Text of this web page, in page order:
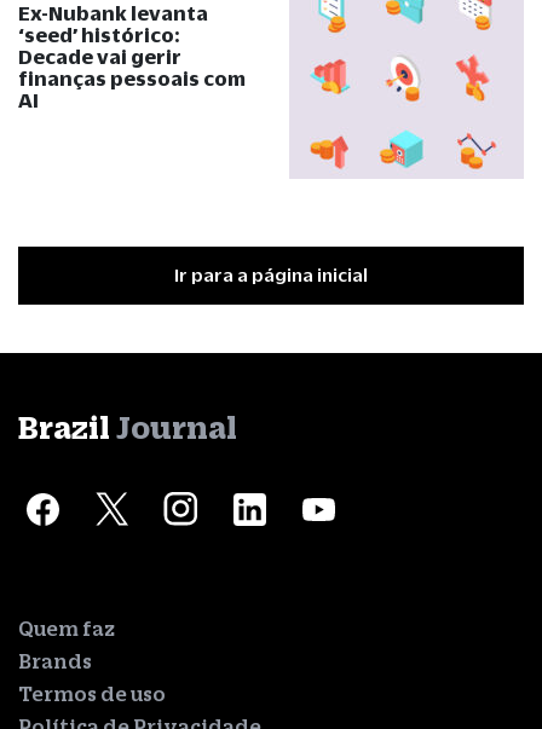
Ex-Nubank levanta
‘seed’ histórico:
Decade vai gerir
finanças pessoais com
AI
Ir para a página inicial
Brazil Journal
Quem faz
Brands
Termos de uso